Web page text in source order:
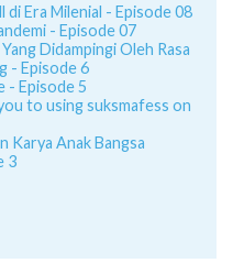
di Era Milenial - Episode 08
- Episode 07
Didampingi Oleh Rasa
- Episode 6
- Episode 5
to using suksmafess on
Karya Anak Bangsa
3